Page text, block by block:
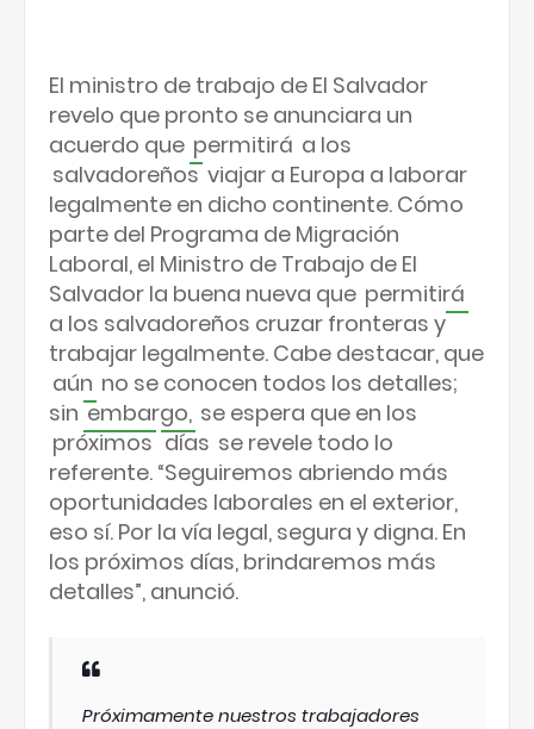
El ministro de trabajo de El Salvador
revelo que pronto se anunciara un
acuerdo que permitirá a los
salvadoreños viajar a Europa a laborar
legalmente en dicho continente. Cómo
parte del Programa de Migración
Laboral, el Ministro de Trabajo de El
Salvador la buena nueva que permitirá
a los salvadoreños cruzar fronteras y
trabajar legalmente. Cabe destacar, que
aún no se conocen todos los detalles;
sin embargo, se espera que en los
próximos días se revele todo lo
referente. “Seguiremos abriendo más
oportunidades laborales en el exterior,
eso sí. Por la vía legal, segura y digna. En
los próximos días, brindaremos más
detalles”, anunció.
Próximamente nuestros trabajadores